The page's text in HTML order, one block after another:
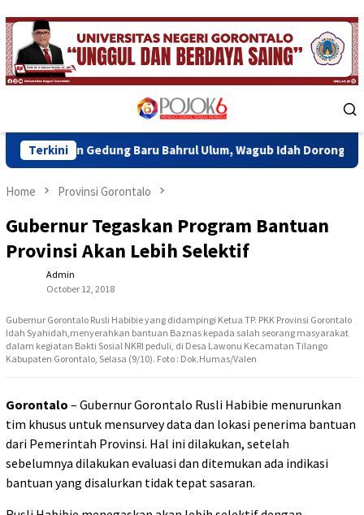
Skip
to
content
Menu
Terkini
Baru Bahrul Ulum, Wagub Idah Dorong Peningkatan Mutu
Home Provinsi Gorontalo
Gubernur Tegaskan Program Bantuan
Provinsi Akan Lebih Selektif
Admin
October 12, 2018
Gubernur Gorontalo Rusli Habibie yang didampingi Ketua TP. PKK Provinsi Gorontalo
Idah Syahidah,menyerahkan bantuan Baznas kepada salah seorang masyarakat
dalam kegiatan Bakti Sosial NKRI peduli, di Desa Lawonu Kecamatan Tilango
Kabupaten Gorontalo, Selasa (9/10). Foto : Dok.Humas/Valen
Gorontalo – Gubernur Gorontalo Rusli Habibie menurunkan
tim khusus untuk mensurvey data dan lokasi penerima bantuan
dari Pemerintah Provinsi. Hal ini dilakukan, setelah
sebelumnya dilakukan evaluasi dan ditemukan ada indikasi
bantuan yang disalurkan tidak tepat sasaran.